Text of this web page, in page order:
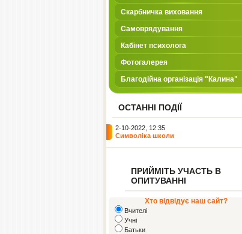
Скарбничка виховання
Самоврядування
Кабінет психолога
Фотогалерея
Благодійна організація "Калина"
ОСТАННІ ПОДІЇ
2-10-2022, 12:35
Символіка школи
ПРИЙМІТЬ УЧАСТЬ В
ОПИТУВАННІ
Хто відвідує наш сайт?
Вчителі
Учні
Батьки